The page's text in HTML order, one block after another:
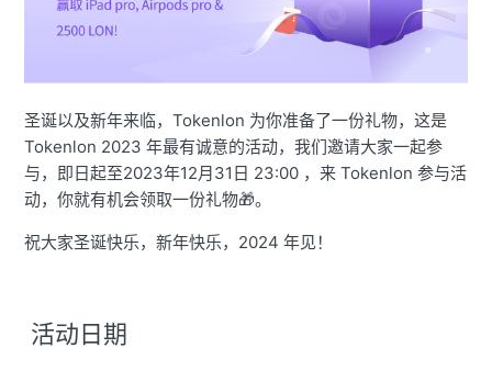
圣诞以及新年来临，Tokenlon 为你准备了一份礼物，这是
Tokenlon 2023 年最有诚意的活动，我们邀请大家一起参
与，即日起至2023年12月31日 23:00 ，来 Tokenlon 参与活
动，你就有机会领取一份礼物🎁。
祝大家圣诞快乐，新年快乐，2024 年见！
活动日期